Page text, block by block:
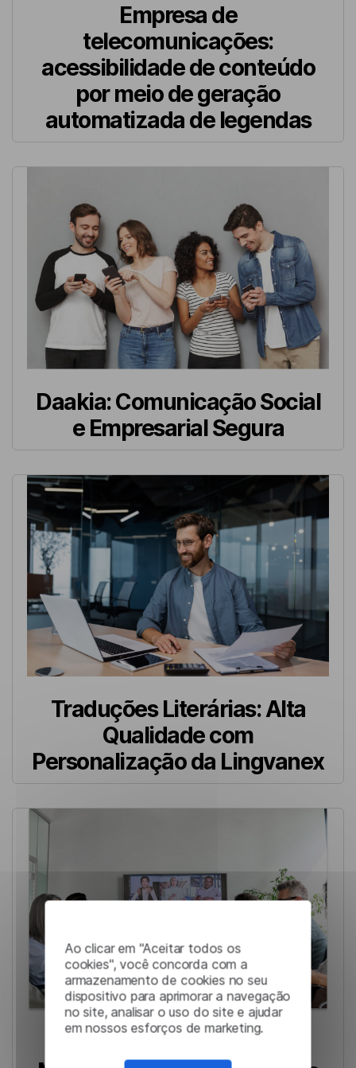
Ao clicar em "Aceitar todos os
cookies", você concorda com a
armazenamento de cookies no seu
dispositivo para aprimorar a navegação
no site, analisar o uso do site e ajudar
em nossos esforços de marketing.
Empresa de
telecomunicações:
acessibilidade de conteúdo
por meio de geração
automatizada de legendas
Daakia: Comunicação Social
e Empresarial Segura
Traduções Literárias: Alta
Qualidade com
Personalização da Lingvanex
Sistema de Resumos: